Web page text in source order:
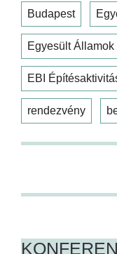
Budapest
Egyesült Államok
EBI
rendezvény